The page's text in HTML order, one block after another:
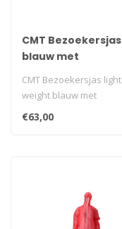
CMT Bezoekersjas
blauw met
CMT Bezoekersjas light
weight blauw met
klittenband100 stuks
€63,00